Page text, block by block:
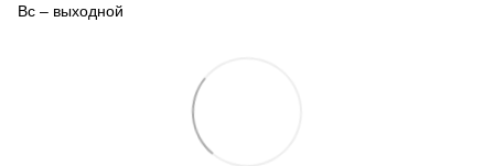
Вс – выходной